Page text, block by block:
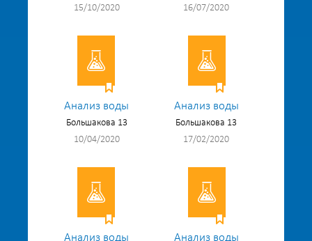
15/10/2020
16/07/2020
Анализ воды
Большакова 13
10/04/2020
Анализ воды
Большакова 13
17/02/2020
Анализ воды Анализ воды